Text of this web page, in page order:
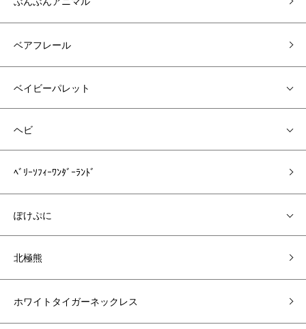
ベアフレール
ベイビーパレット
ヘビ
ﾍﾞﾘｰｿﾌｨｰﾜﾝﾀﾞｰﾗﾝﾄﾞ
ぽけぷに
北極熊
ホワイトタイガーネックレス